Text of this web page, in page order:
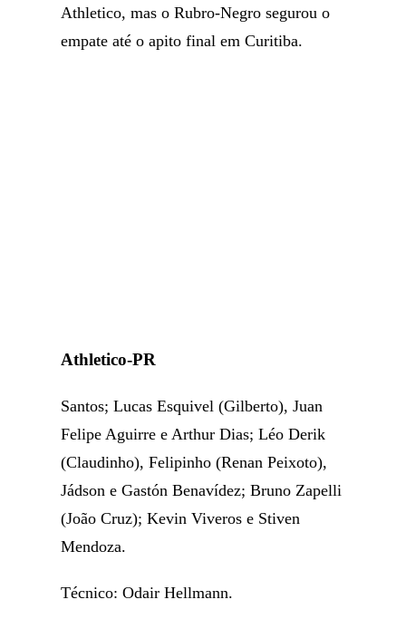
Athletico, mas o Rubro-Negro segurou o
empate até o apito final em Curitiba.
Athletico-PR
Santos; Lucas Esquivel (Gilberto), Juan
Felipe Aguirre e Arthur Dias; Léo Derik
(Claudinho), Felipinho (Renan Peixoto),
Jádson e Gastón Benavídez; Bruno Zapelli
(João Cruz); Kevin Viveros e Stiven
Mendoza.
Técnico: Odair Hellmann.